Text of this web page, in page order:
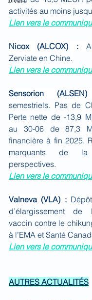
activités au moins
Lien vers le
Nicox (ALCOX) :
Zerviate en Chine.
Lien vers le
Sensorion
semestriels. Pas de
Perte nette de -13,9
au 30-06 de 87,3
financière à fin 2025.
marquants de
perspectives.
Lien vers le
Valneva (VLA) :
d’élargissement de
vaccin contre le
à l’EMA et Santé
Lien vers le
AUTRES ACTUALITÉS